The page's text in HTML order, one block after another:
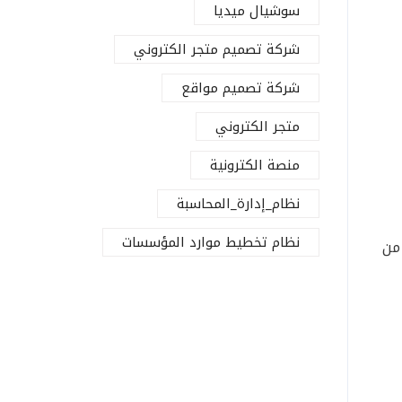
سوشيال ميديا
شركة تصميم متجر الكتروني
شركة تصميم مواقع
متجر الكتروني
منصة الكترونية
نظام_إدارة_المحاسبة
نظام تخطيط موارد المؤسسات